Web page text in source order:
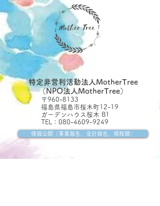
特定非営利活動法人MotherTree
（NPO法人MotherTree）
〒960-8133
福島県福島市桜木町12-19
ガーデンハウス桜木 B1
TEL：080-4609-9249
情報公開（事業報告、会計報告、規程類）